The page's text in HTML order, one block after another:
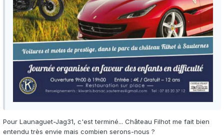
Pour Launaguet-Jag31, c'est terminé... Château Filhot me fait bien
entendu très envie mais combien serons-nous ?